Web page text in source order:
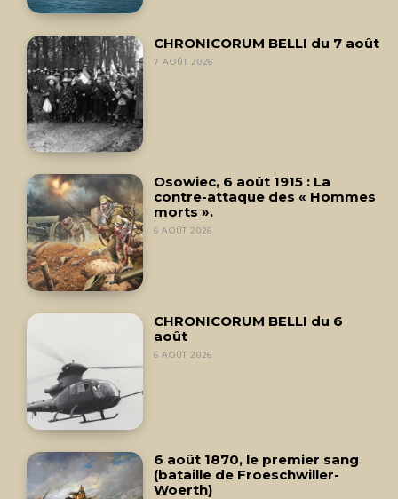
CHRONICORUM BELLI du 7 août
7 AOÛT 2026
Osowiec, 6 août 1915 : La
contre-attaque des « Hommes
morts ».
6 AOÛT 2026
CHRONICORUM BELLI du 6
août
6 AOÛT 2026
6 août 1870, le premier sang
(bataille de Froeschwiller-
Woerth)